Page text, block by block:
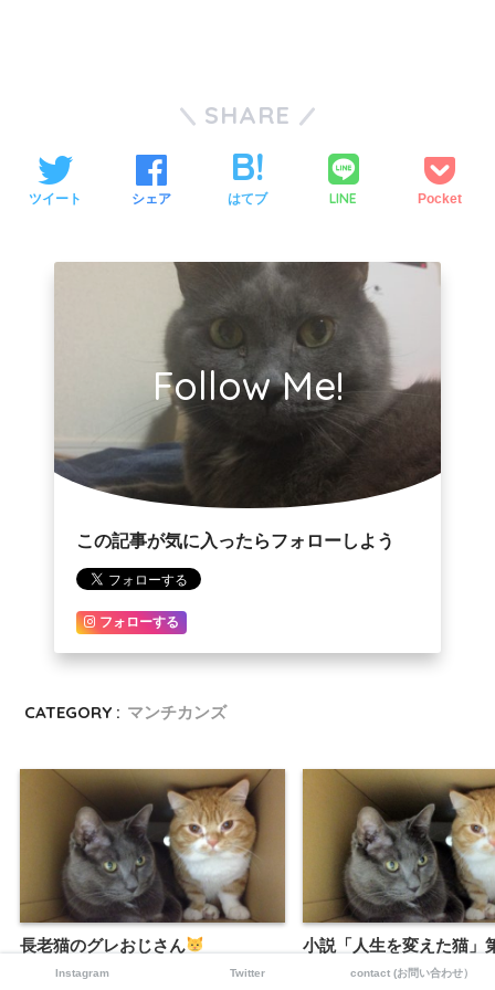
SHARE
ツイート シェア はてブ LINE Pocket
Follow Me!
この記事が気に入ったらフォローしよう
フォローする
CATEGORY : マンチカンズ
長老猫のグレおじさん
小説「人生を変えた猫」
Instagram Twitter contact (お問い合わせ）